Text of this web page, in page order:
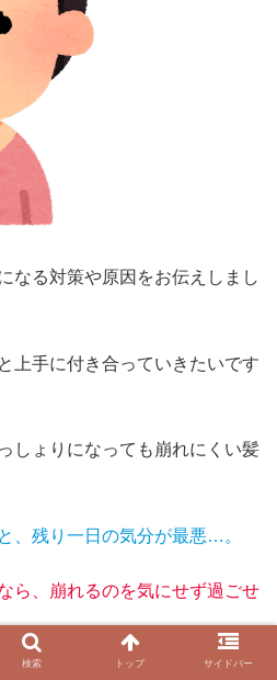
なる対策や原因をお伝えしまし
上手に付き合っていきたいです
しょりになっても崩れにくい髪
、残り一日の気分が最悪…。
ら、崩れるのを気にせず過ごせ
検索 トップ サイドバー